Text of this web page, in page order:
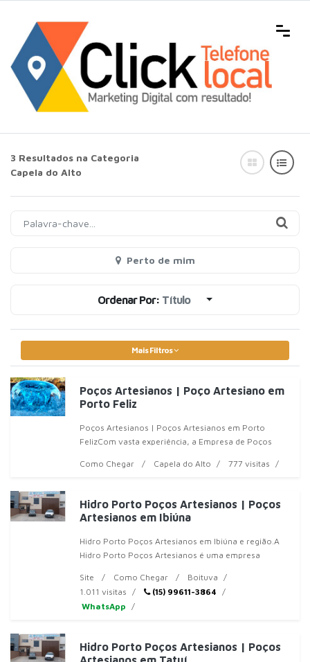
3 Resultados na Categoria
Capela do Alto
Perto de mim
Ordenar Por: Título
Mais Filtros
Poços Artesianos | Poço Artesiano em
Porto Feliz
Poços Artesianos | Poços Artesianos em Porto
FelizCom vasta experiência, a Empresa de Poços
vendas e outros. Emprega equipamentos de alta te
Como Chegar Capela do Alto 777 visitas
Hidro Porto Poços Artesianos | Poços
Artesianos em Ibiúna
Hidro Porto Poços Artesianos em Ibiúna e região.A
Hidro Porto Poços Artesianos é uma empresa
Site
Como Chegar
Boituva
1.011 visitas
(15) 99611-3864
WhatsApp
Hidro Porto Poços Artesianos | Poços